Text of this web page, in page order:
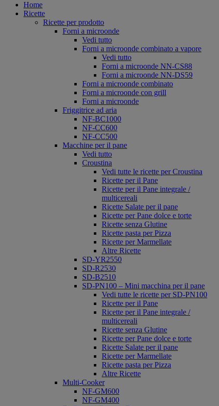
Home
Ricette
Ricette per prodotto
Forni a microonde
Vedi tutto
Forni a microonde combinato a vapore
Vedi tutto
Forni a microonde NN-CS88
Forni a microonde NN-DS59
Forni a microonde combinato
Forni a microonde con grill
Forni a microonde
Friggitrice ad aria
NF-BC1000
NF-CC600
NF-CC500
Macchine per il pane
Vedi tutto
Croustina
Vedi tutte le ricette per Croustina
Ricette per il Pane
Ricette per il Pane integrale /
multicereali
Ricette Salate per il pane
Ricette per Pane dolce e torte
Ricette senza Glutine
Ricette pasta per Pizza
Ricette per Marmellate
Altre Ricette
SD-YR2550
SD-R2530
SD-B2510
SD-PN100 – Mini macchina per il pane
Vedi tutte le ricette per SD-PN100
Ricette per il Pane
Ricette per il Pane integrale /
multicereali
Ricette senza Glutine
Ricette per Pane dolce e torte
Ricette Salate per il pane
Ricette per Marmellate
Ricette pasta per Pizza
Altre Ricette
Multi-Cooker
NF-GM600
NF-GM400